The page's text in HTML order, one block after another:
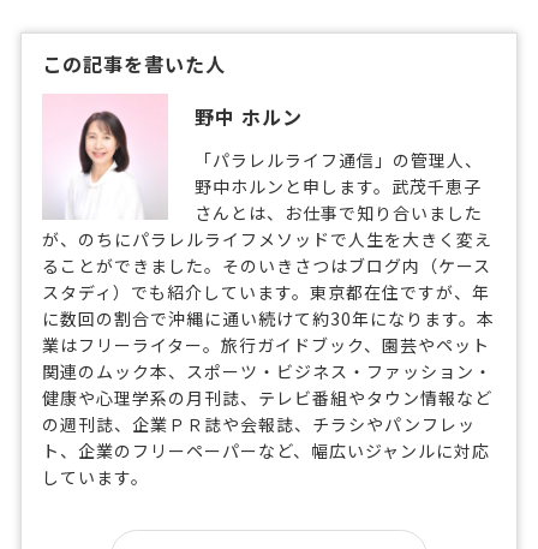
この記事を書いた人
野中 ホルン
「パラレルライフ通信」の管理人、
野中ホルンと申します。武茂千恵子
さんとは、お仕事で知り合いました
が、のちにパラレルライフメソッドで人生を大きく変え
ることができました。そのいきさつはブログ内（ケース
スタディ）でも紹介しています。東京都在住ですが、年
に数回の割合で沖縄に通い続けて約30年になります。本
業はフリーライター。旅行ガイドブック、園芸やペット
関連のムック本、スポーツ・ビジネス・ファッション・
健康や心理学系の月刊誌、テレビ番組やタウン情報など
の週刊誌、企業ＰＲ誌や会報誌、チラシやパンフレッ
ト、企業のフリーペーパーなど、幅広いジャンルに対応
しています。